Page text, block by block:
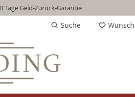
Tage Geld-Zurück-Garantie
Suche